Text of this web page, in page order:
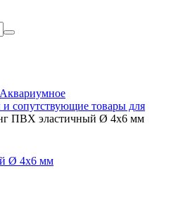
Аквариумное
и сопутствующие товары для
ПВХ эластичный Ø 4x6 мм